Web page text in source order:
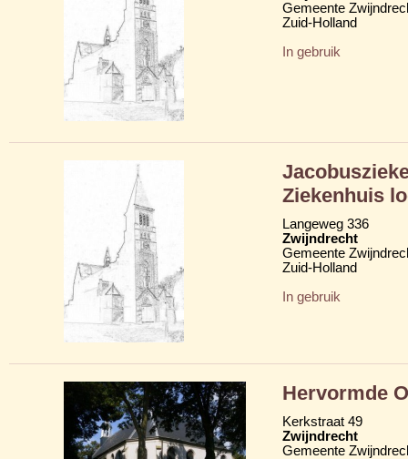
Gemeente
Zuid-Holland
In gebruik
Ziekenhuis
Langeweg 336
Zwijndrecht
Gemeente
Zuid-Holland
In gebruik
Hervormde
Kerkstraat 49
Zwijndrecht
Gemeente